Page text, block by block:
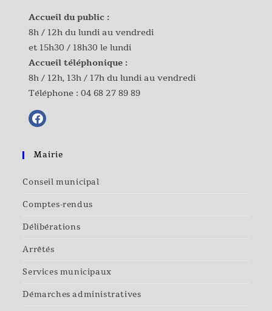
Accueil du public :
8h / 12h du lundi au vendredi
et 15h30 / 18h30 le lundi
Accueil téléphonique :
8h / 12h, 13h / 17h du lundi au vendredi
Téléphone :04 68 27 89 89
Mairie
Conseil municipal
Comptes-rendus
Délibérations
Arrêtés
Services municipaux
Démarches administratives